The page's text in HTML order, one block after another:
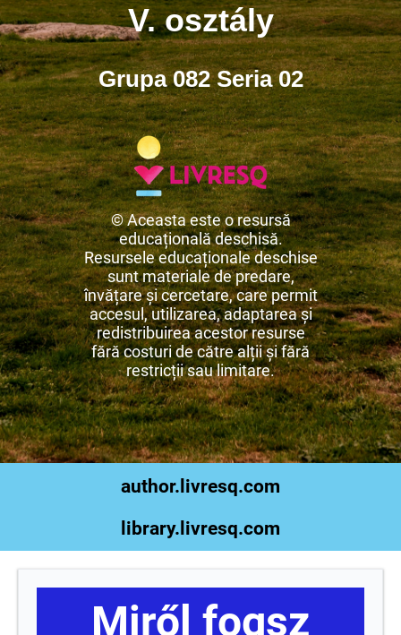
V. osztály
Grupa 082 Seria 02
© Aceasta este o resursă
educațională deschisă.
Resursele educaționale deschise
sunt materiale de predare,
învățare și cercetare, care permit
accesul, utilizarea, adaptarea și
redistribuirea acestor resurse
fără costuri de către alții și fără
restricții sau limitare.
author.livresq.com
library.livresq.com
Miről fogsz